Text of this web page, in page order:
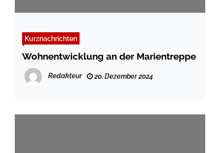
Kurznachrichten
Wohnentwicklung an der Marientreppe
Redakteur 20. Dezember 2024